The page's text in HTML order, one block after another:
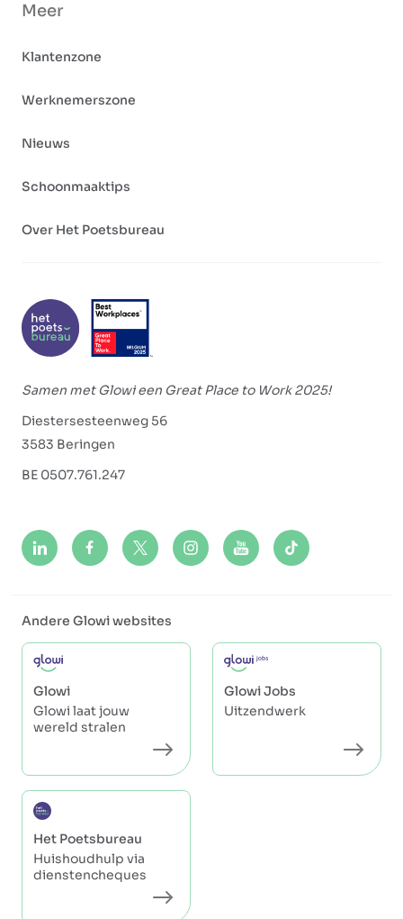
Samen met Glowi een Great Place to Work 2025!
Diestersesteenweg 56
3583 Beringen
BE 0507.761.247
Meer
Klantenzone
Werknemerszone
Nieuws
Schoonmaaktips
Over Het Poetsbureau
Andere Glowi websites
Glowi
Glowi laat jouw
wereld stralen
Glowi Jobs
Uitzendwerk
Het Poetsbureau
Huishoudhulp via
dienstencheques